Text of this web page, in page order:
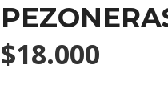
$18.000